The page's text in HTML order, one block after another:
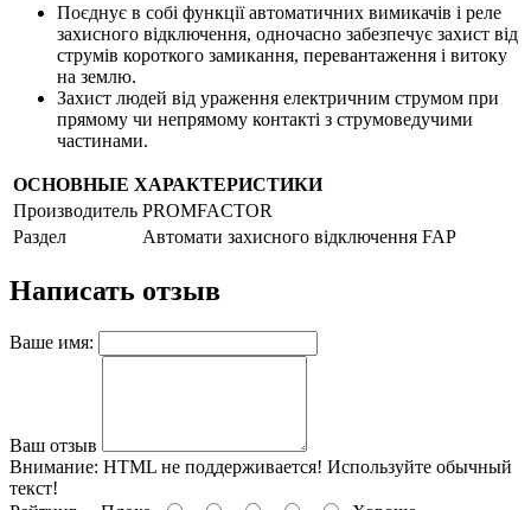
Поєднує в собі функції автоматичних вимикачів і реле
захисного відключення, одночасно забезпечує захист від
струмів короткого замикання, перевантаження і витоку
на землю.
Захист людей від ураження електричним струмом при
прямому чи непрямому контакті з струмоведучими
частинами.
ОСНОВНЫЕ ХАРАКТЕРИСТИКИ
Производитель PROMFACTOR
Раздел
Автомати захисного відключення FAP
Написать отзыв
Ваше имя:
Ваш отзыв
Внимание: HTML не поддерживается! Используйте обычный
текст!